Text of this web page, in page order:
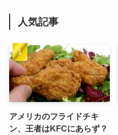
人気記事
アメリカのフライドチキ
ン、王者はKFCにあらず？